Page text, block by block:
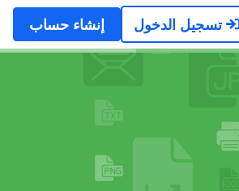
تسجيل الدخول إنشاء حساب